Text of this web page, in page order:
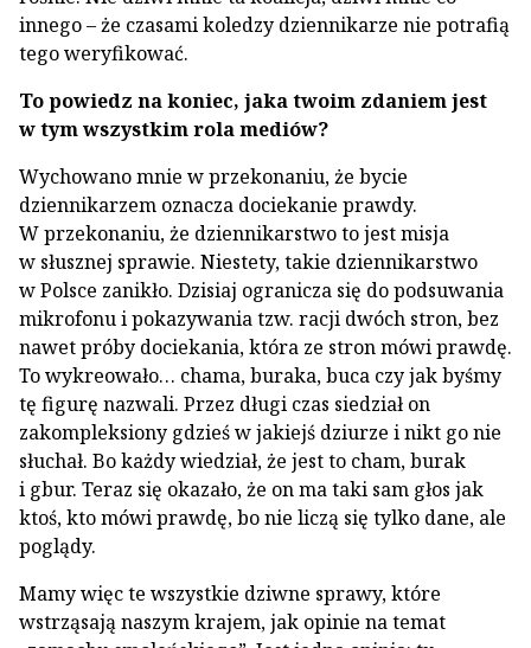
innego – że czasami koledzy dziennikarze nie potrafią
tego weryfikować.
To powiedz na koniec, jaka twoim zdaniem jest
w tym wszystkim rola mediów?
Wychowano mnie w przekonaniu, że bycie
dziennikarzem oznacza dociekanie prawdy.
W przekonaniu, że dziennikarstwo to jest misja
w słusznej sprawie. Niestety, takie dziennikarstwo
w Polsce zanikło. Dzisiaj ogranicza się do podsuwania
mikrofonu i pokazywania tzw. racji dwóch stron, bez
nawet próby dociekania, która ze stron mówi prawdę.
To wykreowało… chama, buraka, buca czy jak byśmy
tę figurę nazwali. Przez długi czas siedział on
zakompleksiony gdzieś w jakiejś dziurze i nikt go nie
słuchał. Bo każdy wiedział, że jest to cham, burak
i gbur. Teraz się okazało, że on ma taki sam głos jak
ktoś, kto mówi prawdę, bo nie liczą się tylko dane, ale
poglądy.
Mamy więc te wszystkie dziwne sprawy, które
wstrząsają naszym krajem, jak opinie na temat